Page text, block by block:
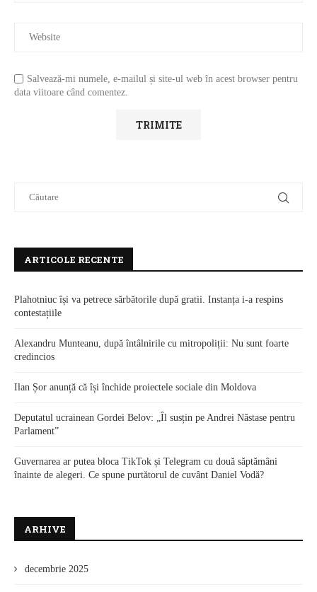
Salvează-mi numele, e-mailul și site-ul web în acest browser pentru
data viitoare când comentez.
ARTICOLE RECENTE
Plahotniuc își va petrece sărbătorile după gratii. Instanța i-a respins
contestațiile
Alexandru Munteanu, după întâlnirile cu mitropoliții: Nu sunt foarte
credincios
Ilan Șor anunță că își închide proiectele sociale din Moldova
Deputatul ucrainean Gordei Belov: „Îl susțin pe Andrei Năstase pentru
Parlament”
Guvernarea ar putea bloca TikTok și Telegram cu două săptămâni
înainte de alegeri. Ce spune purtătorul de cuvânt Daniel Vodă?
ARHIVE
decembrie 2025